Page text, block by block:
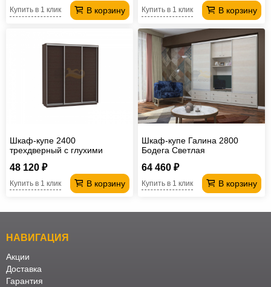
В корзину
Купить в 1 клик В корзину
Купить в 1 клик
Шкаф-купе 2400
трехдверный с глухими
48 120 ₽
В корзину
Купить в 1 клик
Шкаф-купе Галина 2800
Бодега Светлая
64 460 ₽
В корзину
Купить в 1 клик
НАВИГАЦИЯ
Акции
Доставка
Гарантия